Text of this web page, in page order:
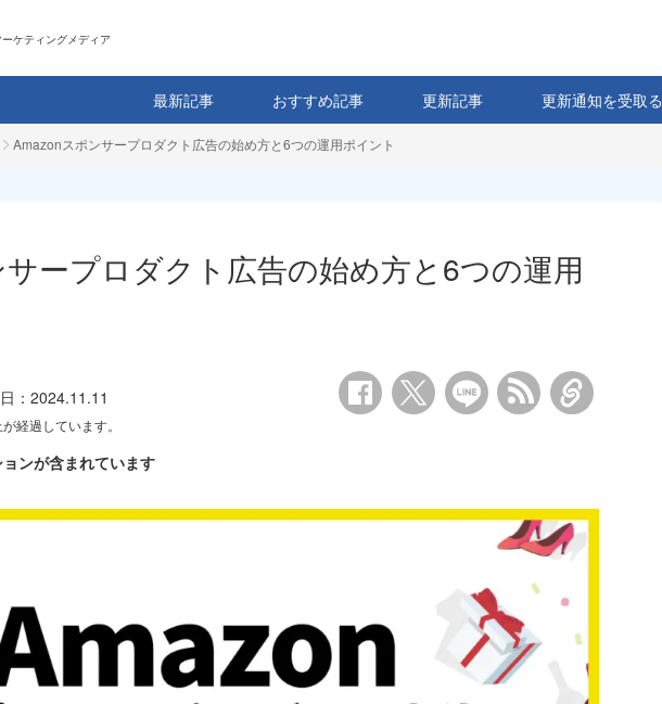
ケティングメディア
最新記事 おすすめ記事 更新記事 更新通知を受取る
Amazonスポンサープロダクト広告の始め方と6つの運用ポイント
ープロダクト広告の始め方と6つの運用
：2024.11.11
経過しています。
ョンが含まれています